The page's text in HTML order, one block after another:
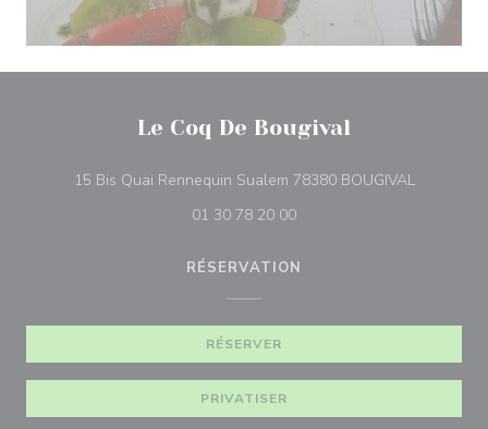
Le Coq De Bougival
15 Bis Quai Rennequin Sualem 78380 BOUGIVAL((ouvre
01 30 78 20 00
RÉSERVATION
RÉSERVER
PRIVATISER